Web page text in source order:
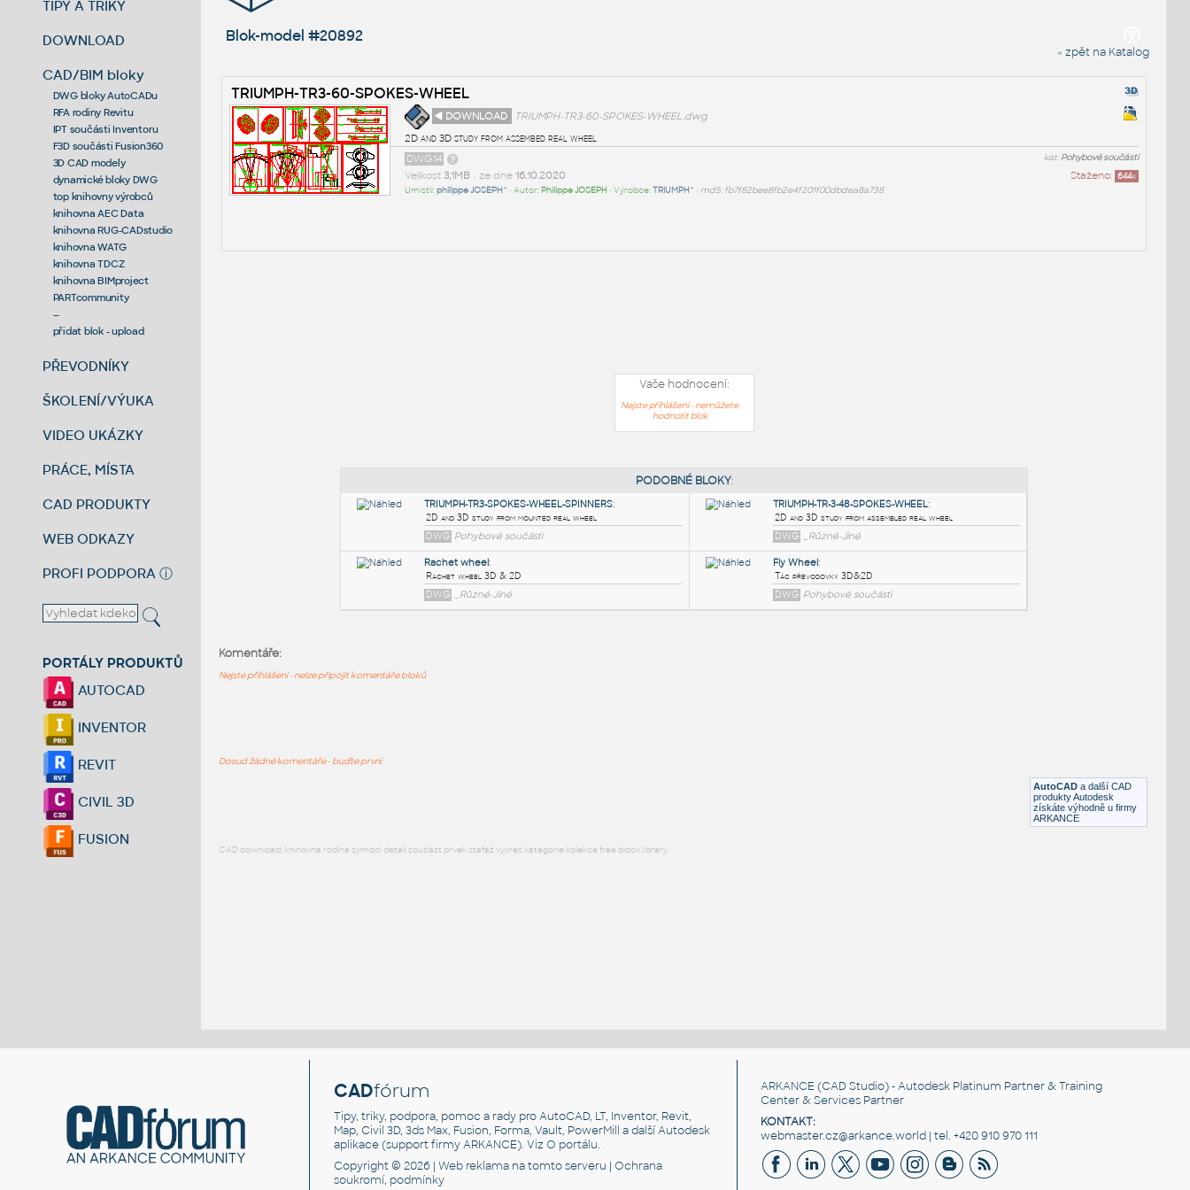
TIPY A TRIKY
DOWNLOAD
CAD/BIM bloky
DWG bloky AutoCADu
RFA rodiny Revitu
IPT součásti Inventoru
F3D součásti Fusion360
3D CAD modely
dynamické bloky DWG
top knihovny výrobců
knihovna AEC Data
knihovna RUG-CADstudio
knihovna WATG
knihovna TDCZ
knihovna BIMproject
PARTcommunity
--
přidat blok - upload
PŘEVODNÍKY
ŠKOLENÍ/VÝUKA
VIDEO UKÁZKY
PRÁCE, MÍSTA
CAD PRODUKTY
WEB ODKAZY
PROFI PODPORA ⓘ
PORTÁLY PRODUKTŮ
AUTOCAD
INVENTOR
REVIT
CIVIL 3D
FUSION
Blok-model #20892
« zpět na Katalog
TRIUMPH-TR3-60-SPOKES-WHEEL
◄ DOWNLOAD
TRIUMPH-TR3-60-SPOKES-WHEEL.dwg
2D and 3D study from assembed real wheel
kat:Pohybové součásti
DWG14
Staženo: 644x
Velikost 3,1MB• ze dne 16.10.2020
Umístil:philippe JOSEPH^ • Autor: Philippe JOSEPH • Výrobce:TRIUMPH^ • md5: fb7f82bee8fb2e4f201f00dbdea8a738
Vaše hodnocení:
Nejste přihlášeni - nemůžete
hodnotit blok
AutoCAD a další CAD
produkty Autodesk
získáte výhodně u firmy
ARKANCE
Komentáře:
Nejste přihlášeni - nelze připojit komentáře bloků
Dosud žádné komentáře - buďte první
CAD download: knihovna rodina symbol detail součást prvek stafáž výkres kategorie kolekce free block library
CADfórum
Tipy, triky, podpora, pomoc a rady pro AutoCAD, LT, Inventor, Revit,
Map, Civil 3D, 3ds Max, Fusion, Forma, Vault, PowerMill a další Autodesk
aplikace (support firmy ARKANCE). VizO portálu.
Copyright © 2026 |Web reklama na tomto serveru |Ochrana
soukromí, podmínky
ARKANCE (CAD Studio) - Autodesk Platinum Partner & Training
Center & Services Partner
KONTAKT:
webmaster.cz@arkance.world | tel. +420 910 970 111